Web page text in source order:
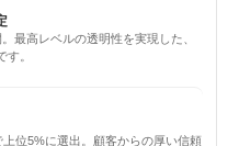
最高レベルの透明性を実現した、
。
位5%に選出。顧客からの厚い信頼